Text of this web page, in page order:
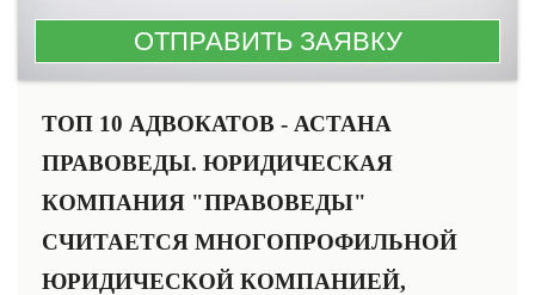
ТОП 10 АДВОКАТОВ - АСТАНА
ПРАВОВЕДЫ. ЮРИДИЧЕСКАЯ
КОМПАНИЯ "ПРАВОВЕДЫ"
СЧИТАЕТСЯ МНОГОПРОФИЛЬНОЙ
ЮРИДИЧЕСКОЙ КОМПАНИЕЙ,